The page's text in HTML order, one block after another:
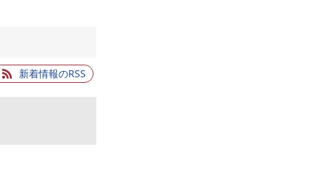
新着情報のRSS